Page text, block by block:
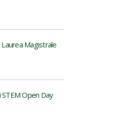
Magistrale
Open Day